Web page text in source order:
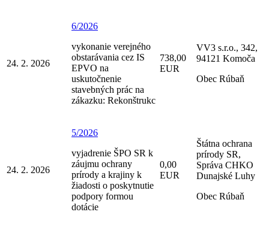
24. 2. 2026
6/2026
vykonanie verejného
obstarávania cez IS
EPVO na
uskutočnenie
stavebných prác na
zákazku: Rekonštrukc
738,00
EUR
VV3 s.r.o., 342,
94121 Komoča
Obec Rúbaň
24. 2. 2026
5/2026
vyjadrenie ŠPO SR k
záujmu ochrany
prírody a krajiny k
žiadosti o poskytnutie
podpory formou
dotácie
0,00
EUR
Štátna ochrana
prírody SR,
Správa CHKO
Dunajské Luhy
Obec Rúbaň